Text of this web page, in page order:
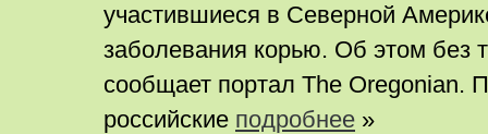
участившиеся в Северной
заболевания корью. Об этом без
сообщает портал The Oregonian.
российские подробнее »